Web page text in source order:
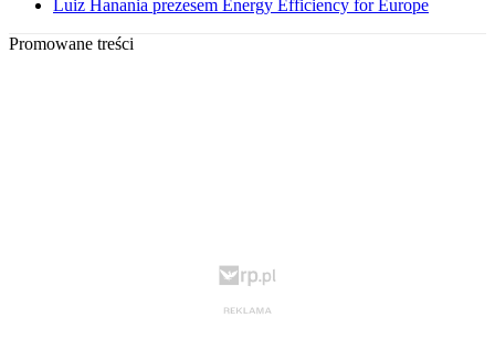
Luiz Hanania prezesem Energy Efficiency for Europe
Promowane treści